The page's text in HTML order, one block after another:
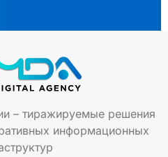
– тиражируемые решения
информационных